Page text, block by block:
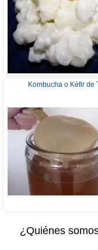
Kombucha o Kéfir de
¿Quiénes